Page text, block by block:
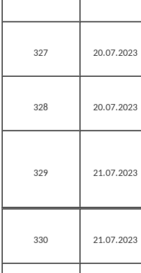
327 20.07.2023
328 20.07.2023
329 21.07.2023
330 21.07.2023